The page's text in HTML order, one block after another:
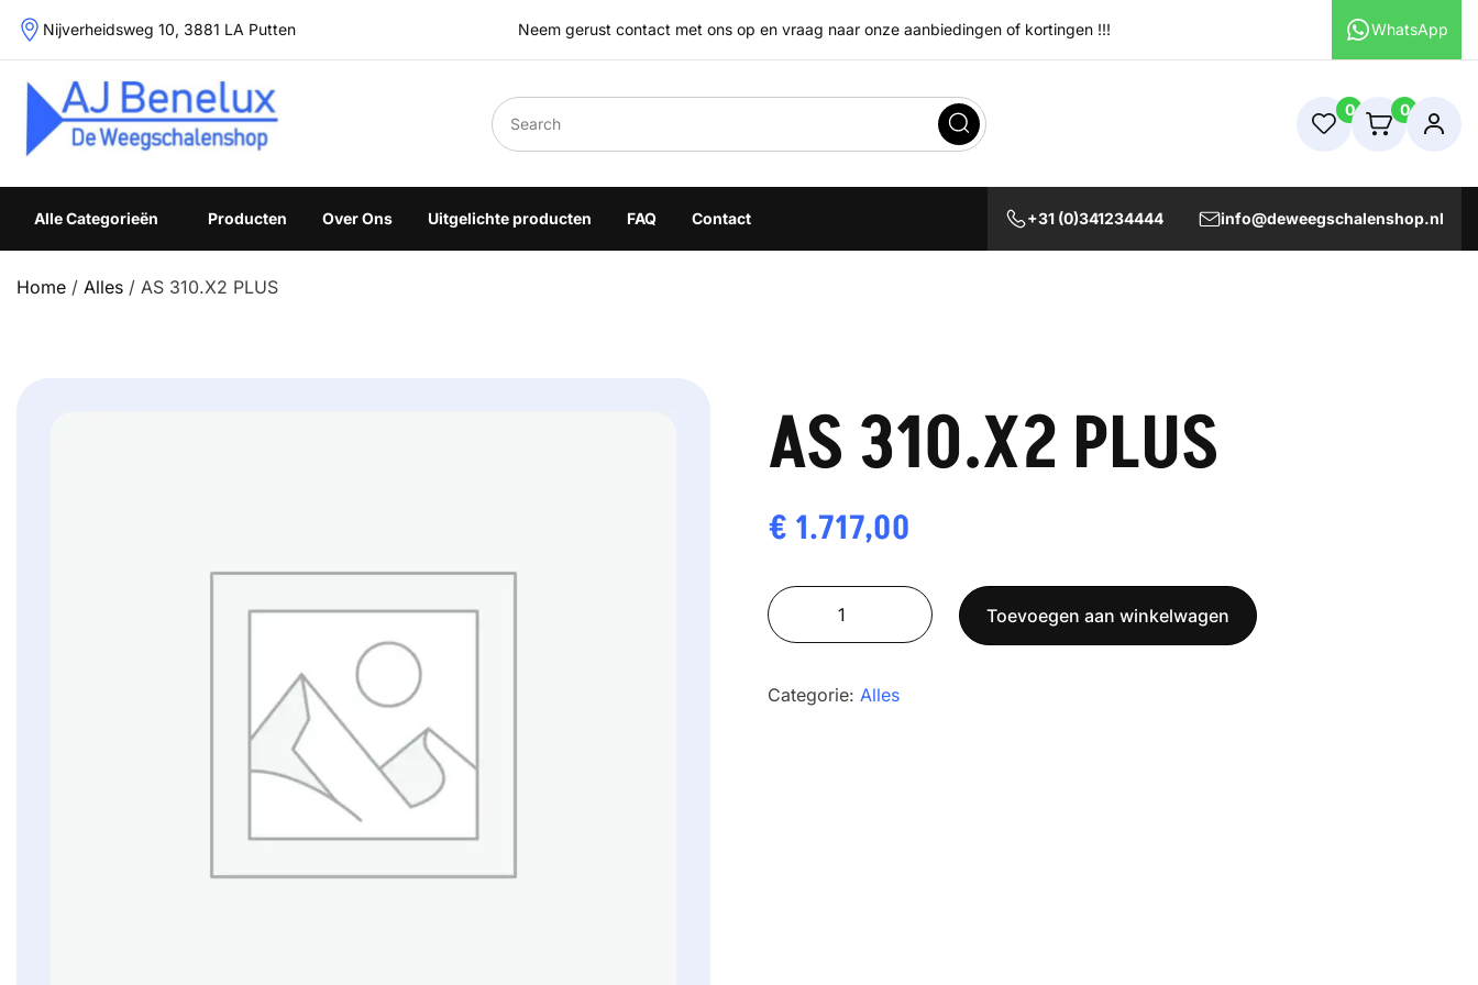
Skip
Nijverheidsweg 10, 3881 LA Putten Neem gerust contact met ons op en vraag naar onze aanbiedingen of kortingen !!! WhatsApp
Weegschalenshop | Precisieweegschalen & Industriële Weegoplossingen
0 0
Alle Categorieën Producten Over Ons Uitgelichte producten FAQ Contact +31 (0)341234444 info@deweegschalenshop.nl
Home / Alles / AS 310.X2 PLUS
AS 310.X2 PLUS
€ 1.717,00
AS
310.X2
aantal
Toevoegen aan winkelwagen
Categorie:Alles